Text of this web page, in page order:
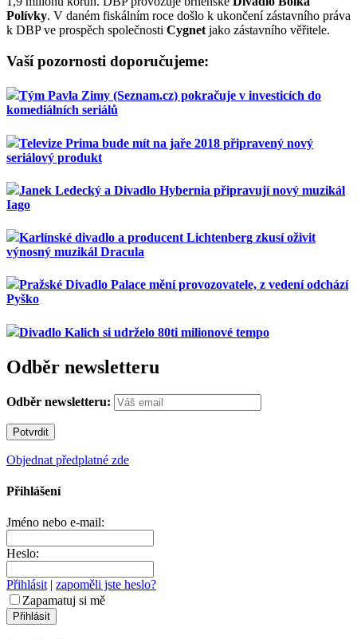
Polívky. V daném fiskálním roce došlo k ukončení zástavního práva
k DBP ve prospěch společnosti Cygnetjako zástavního věřitele.
Vaší pozornosti doporučujeme:
Tým Pavla Zimy (Seznam.cz) pokračuje v investicích do
komediálních seriálů
Televize Prima bude mít na jaře 2018 připravený nový
seriálový produkt
Janek Ledecký a Divadlo Hybernia připravují nový muzikál
Iago
Karlínské divadlo a producent Lichtenberg zkusí oživit
výnosný muzikál Dracula
Pražské Divadlo Palace mění provozovatele, z vedení odchází
Pyško
Divadlo Kalich si udrželo 80ti milionové tempo
Odběr newsletteru
Odběr newsletteru:
Objednat předplatné zde
Přihlášení
Jméno nebo e-mail:
Heslo:
Přihlásit| zapoměli jste heslo?
Zapamatuj si mě